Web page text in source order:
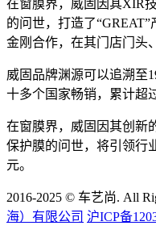
在窗膜界，威固因其XIR
的问世，打造了
金刚合作，在其门店门头
威固品牌渊源可以追溯至
十多个国家畅销，累计超
在窗膜界，威固因其创新
保护膜的问世，将引领行
元。
2016-2025 © 车艺尚. All
海）有限公司 沪ICP备